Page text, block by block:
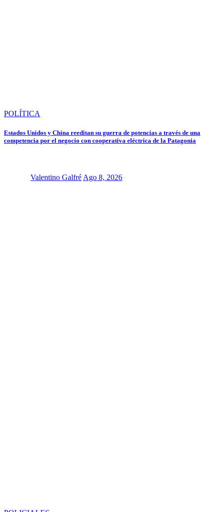
POLÍTICA
Estados Unidos y China reeditan su guerra de potencias a través de una
competencia por el negocio con cooperativa eléctrica de la Patagonia
Valentino Galfré Ago 8, 2026